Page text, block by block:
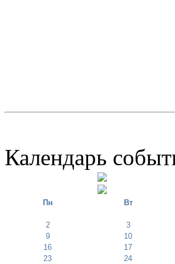
Календарь
Пн Вт
2 3
9
10
16
17
23
24